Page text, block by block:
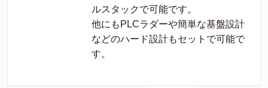
ルスタックで可能です。
他にもPLCラダーや簡単な基盤設計
などのハード設計もセットで可能で
す。